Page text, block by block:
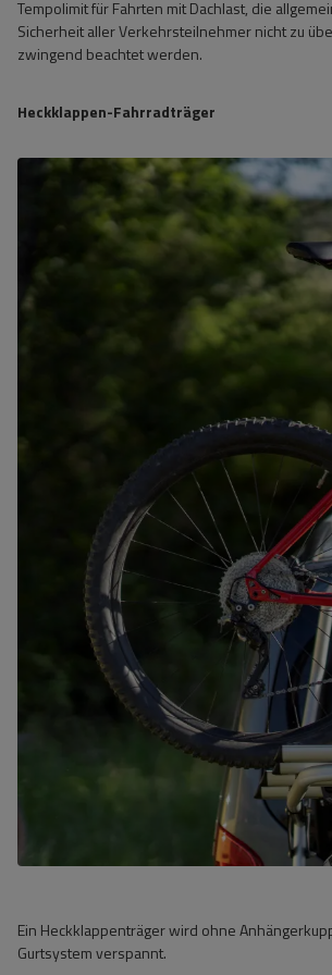
Tempolimit für Fahrten mit Dachlast, die
Sicherheit aller Verkehrsteilnehmer nicht zu
zwingend beachtet werden.
Heckklappen-Fahrradträger
Ein Heckklappenträger wird ohne
Gurtsystem verspannt.